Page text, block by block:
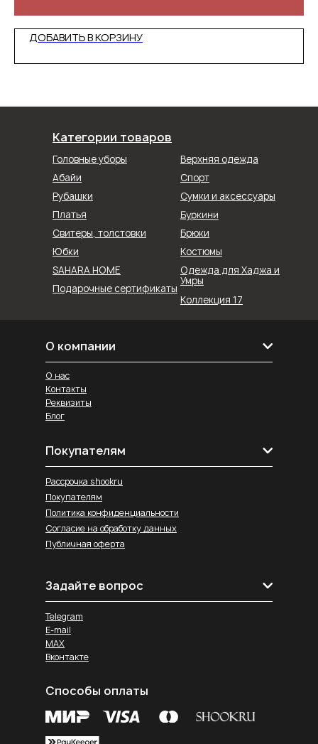
ДОБАВИТЬ В КОРЗИНУ
Категории товаров
Головные уборы
Абайи
Рубашки
Коллекция 17
Спорт
Верхняя одежда
Сумки и аксессуары
Юбки
Брюки
SAHARA HOME
Платья
Свитеры, толстовки
Буркини
Костюмы
Подарочные сертификаты
Одежда для Хаджа и
Умры
О компании
Реквизиты
Блог
О нас
Контакты
Покупателям
Рассрочка shookru
Покупателям
Политика конфиденциальности
Согласие на обработку данных
Публичная оферта
Задайте вопрос
Telegram
E-mail
MAX
Вконтакте
Способы оплаты